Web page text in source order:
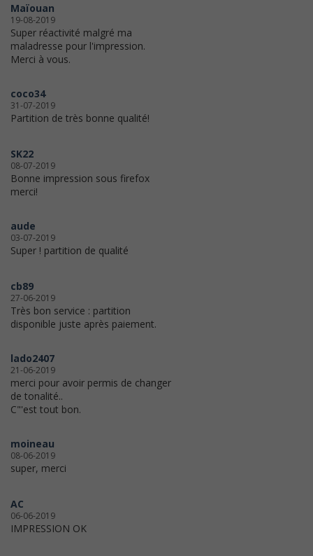
Maïouan
19-08-2019
Super réactivité malgré ma
maladresse pour l'impression.
Merci à vous.
coco34
31-07-2019
Partition de très bonne qualité!
SK22
08-07-2019
Bonne impression sous firefox
merci!
aude
03-07-2019
Super ! partition de qualité
cb89
27-06-2019
Très bon service : partition
disponible juste après paiement.
lado2407
21-06-2019
merci pour avoir permis de changer
de tonalité..
C"'est tout bon.
moineau
08-06-2019
super, merci
AC
06-06-2019
IMPRESSION OK